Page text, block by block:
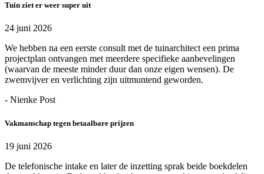
Tuin ziet er weer super uit
24 juni 2026
We hebben na een eerste consult met de tuinarchitect een prima
projectplan ontvangen met meerdere specifieke aanbevelingen
(waarvan de meeste minder duur dan onze eigen wensen). De
zwemvijver en verlichting zijn uitmuntend geworden.
- Nienke Post
Vakmanschap tegen betaalbare prijzen
19 juni 2026
De telefonische intake en later de inzetting sprak beide boekdelen